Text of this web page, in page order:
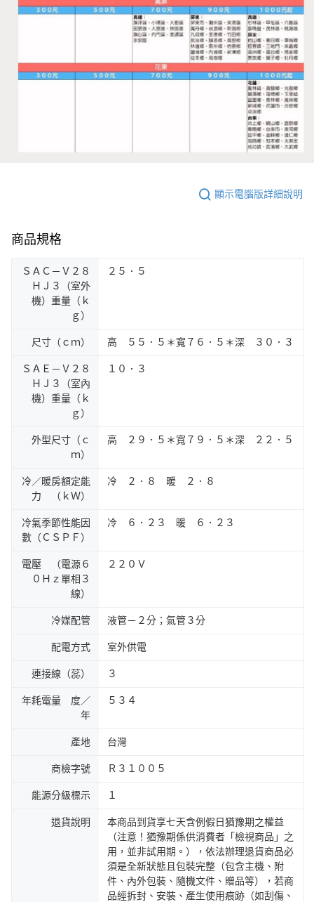
顯示電腦版詳細說明
商品規格
ＳＡＣ－Ｖ２８
ＨＪ３（室外
機）重量（ｋ
ｇ）
２５．５
尺寸（ｃｍ） 高 ５５．５＊寬７６．５＊深 ３０．３
ＳＡＥ－Ｖ２８
ＨＪ３（室內
機）重量（ｋ
ｇ）
１０．３
外型尺寸（ｃ
ｍ）
高 ２９．５＊寬７９．５＊深 ２２．５
冷／暖房額定能
力 （ｋＷ）
冷 ２．８ 暖 ２．８
冷氣季節性能因
數（ＣＳＰＦ）
冷 ６．２３ 暖 ６．２３
電壓 （電源６
０Ｈｚ單相３
線）
２２０Ｖ
冷媒配管 液管－２分；氣管３分
配電方式 室外供電
連接線（蕊） ３
年耗電量 度／
年
５３４
產地 台灣
商檢字號 Ｒ３１００５
能源分級標示 １
退貨說明
本商品到貨享七天含例假日猶豫期之權益
（注意！猶豫期係供消費者「檢視商品」之
用，並非試用期。），依法辦理退貨商品必
須是全新狀態且包裝完整（包含主機、附
件、內外包裝、隨機文件、贈品等），若商
品經拆封、安裝、產生使用痕跡（如刮傷、